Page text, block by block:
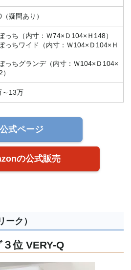
疑問あり）
っち（内寸：Ｗ74×Ｄ104×Ｈ148）
っちワイド（内寸：Ｗ104×Ｄ104×Ｈ
っちグランデ（内寸：Ｗ104×Ｄ104×
～13万
公式ページ
の公式販売
ク）
位 VERY-Q